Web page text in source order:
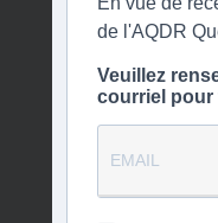
de l'AQDR
Veuillez
courriel